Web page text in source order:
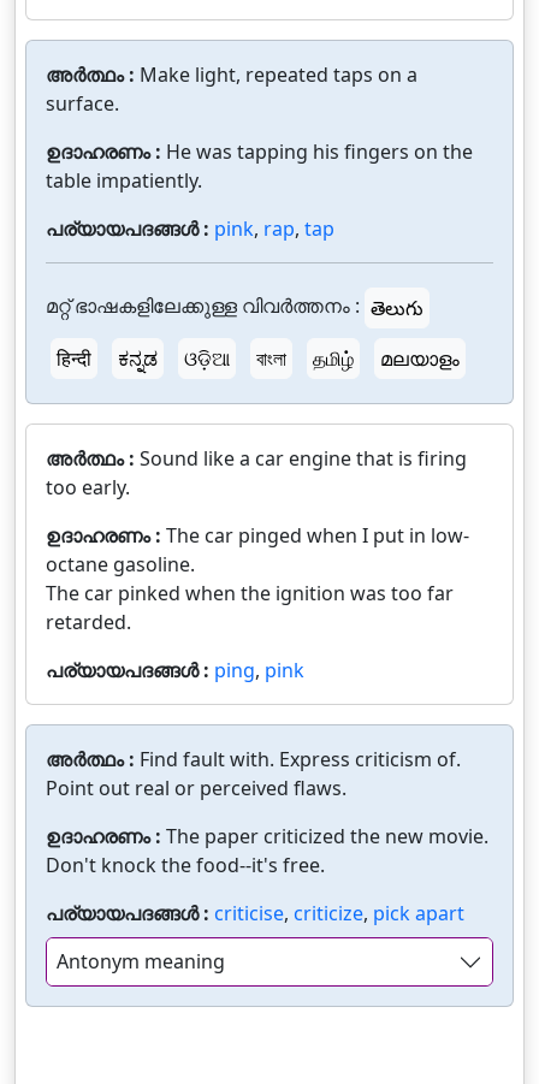
അർത്ഥം : Make light, repeated taps on a
surface.
ഉദാഹരണം : He was tapping his fingers on the
table impatiently.
പര്യായപദങ്ങൾ : pink, rap, tap
മറ്റ് ഭാഷകളിലേക്കുള്ള വിവർത്തനം : తెలుగు
हिन्दी
ಕನ್ನಡ ଓଡ଼ିଆ বাংলা தமிழ் മലയാളം
അർത്ഥം : Sound like a car engine that is firing
too early.
ഉദാഹരണം : The car pinged when I put in low-
octane gasoline.
The car pinked when the ignition was too far
retarded.
പര്യായപദങ്ങൾ : ping, pink
അർത്ഥം : Find fault with. Express criticism of.
Point out real or perceived flaws.
ഉദാഹരണം : The paper criticized the new movie.
Don't knock the food--it's free.
പര്യായപദങ്ങൾ : criticise, criticize, pick apart
Antonym meaning